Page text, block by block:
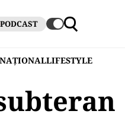
PODCAST
LIFESTYLE